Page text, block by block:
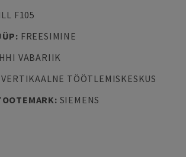
F105
: FREESIMINE
VABARIIK
VERTIKAALNE TÖÖTLEMISKESKUS
: SIEMENS